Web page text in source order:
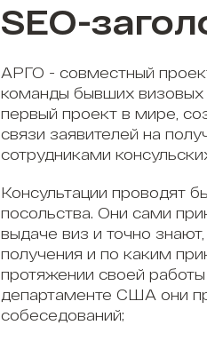
SEO-
АРГО - совместный
команды бывших
первый проект в мире,
связи заявителей на
сотрудниками
Консультации проводят
посольства. Они сами
выдаче виз и точно
получения и по каким
протяжении своей
департаменте США они
собеседований;